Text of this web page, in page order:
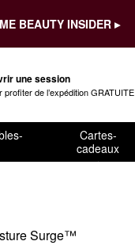
BEAUTY INSIDER ▸
une session
profiter de l’expédition GRATUITE
Cartes-
cadeaux
Surge™